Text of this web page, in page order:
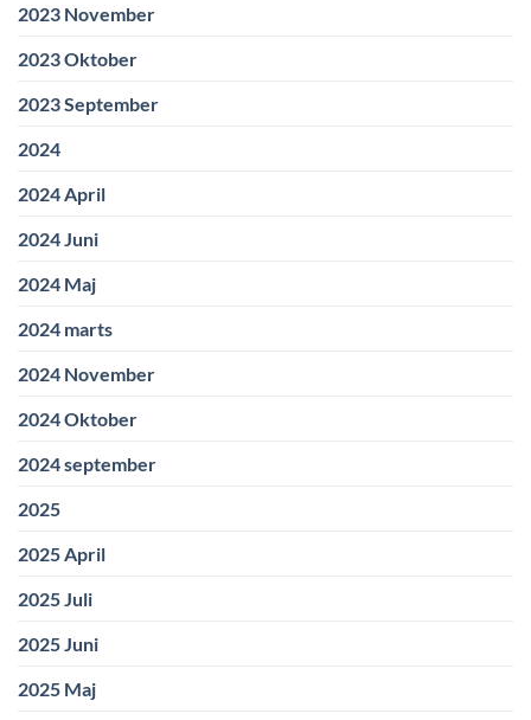
2023 November
2023 Oktober
2023 September
2024
2024 April
2024 Juni
2024 Maj
2024 marts
2024 November
2024 Oktober
2024 september
2025
2025 April
2025 Juli
2025 Juni
2025 Maj